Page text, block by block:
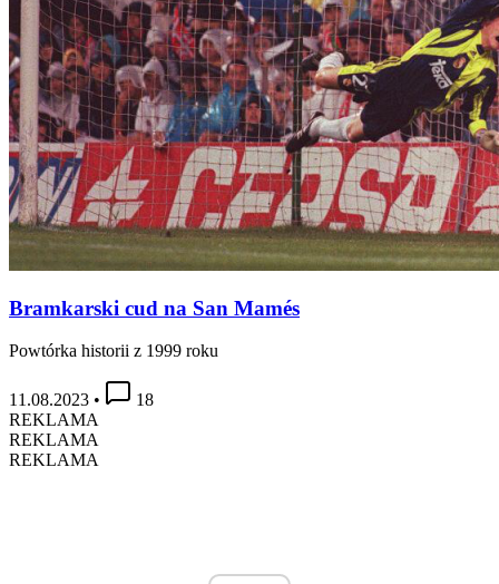
Bramkarski cud na San Mamés
Powtórka historii z 1999 roku
11.08.2023 •
18
REKLAMA
REKLAMA
REKLAMA